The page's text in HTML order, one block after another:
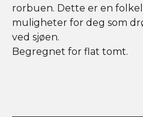
rorbuen. Dette er en
muligheter for deg som
ved sjøen.
Begregnet for flat tomt.